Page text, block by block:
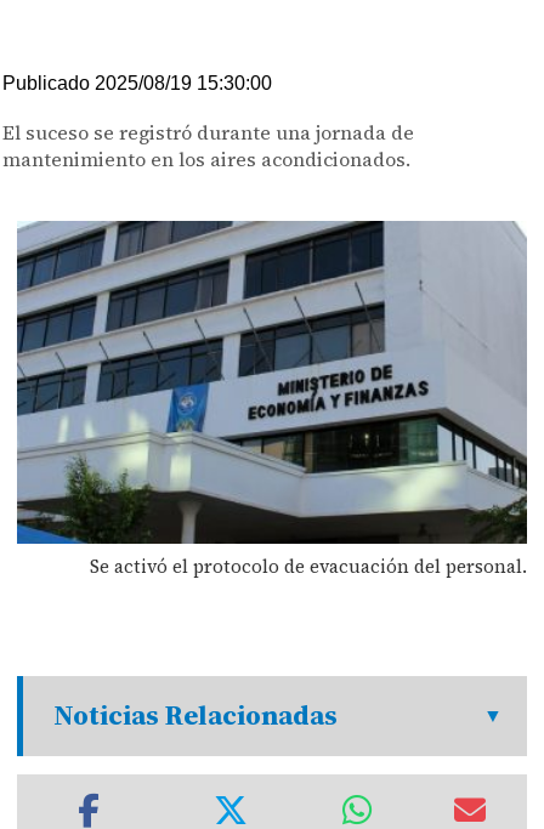
Publicado 2025/08/19 15:30:00
El suceso se registró durante una jornada de
mantenimiento en los aires acondicionados.
Se activó el protocolo de evacuación del personal.
Noticias Relacionadas